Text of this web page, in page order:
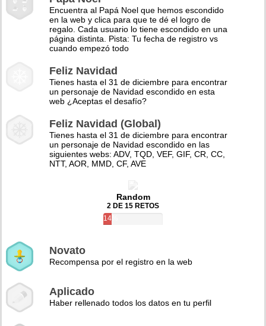
Encuentra al Papá Noel que hemos escondido
en la web y clica para que te dé el logro de
regalo. Cada usuario lo tiene escondido en una
página distinta. Pista: Tu fecha de registro vs
cuando empezó todo
Feliz Navidad
Tienes hasta el 31 de diciembre para encontrar
un personaje de Navidad escondido en esta
web ¿Aceptas el desafío?
Feliz Navidad (Global)
Tienes hasta el 31 de diciembre para encontrar
un personaje de Navidad escondido en las
siguientes webs: ADV, TQD, VEF, GIF, CR, CC,
NTT, AOR, MMD, CF, AVE
Random
2 DE 15 RETOS
14%
Novato
Recompensa por el registro en la web
Aplicado
Haber rellenado todos los datos en tu perfil